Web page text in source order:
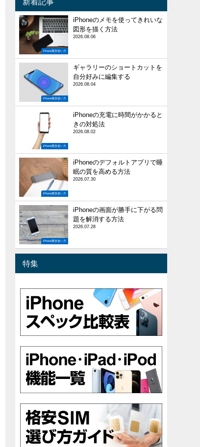
iPhone裏技使い方
iPhoneのメモを使ってきれいな
図形を描く方法
2026.08.06
iPhone裏技使い方
ギャラリーのショートカットを
自分好みに編集する
2026.08.04
iPhone裏技使い方
iPhoneの充電に時間がかかると
きの対処法
2026.08.02
iPhone裏技使い方
iPhoneのデフォルトアプリで睡
眠の質を高める方法
2026.07.30
iPhone裏技使い方
iPhoneの画面が勝手に下がる問
題を解消する方法
2026.07.28
特集